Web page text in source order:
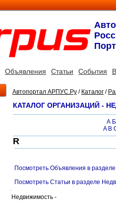
Объявления Статьи События
Автопортал АРПУС.Ру / Каталог /
КАТАЛОГ ОРГАНИЗАЦИЙ -
А Б
A B
R
Посмотреть Объявления в
Посмотреть Статьи в разделе
Недвижимость -